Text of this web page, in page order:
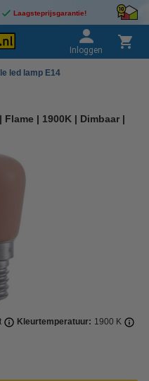
Laagsteprijsgarantie!
Inloggen
led lamp E14
Flame | 1900K | Dimbaar |
Kleurtemperatuur: 1900 K